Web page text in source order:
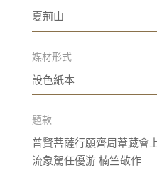
夏荊山
媒材形式
設色紙本
題款
普賢菩薩行願齊周葦藏會
流象駕任優游 楠竺敬作